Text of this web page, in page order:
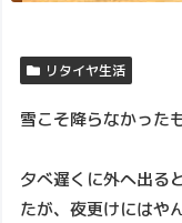
リタイヤ生活
雪こそ降らなかった
夕べ遅くに外へ出る
たが、夜更けにはや